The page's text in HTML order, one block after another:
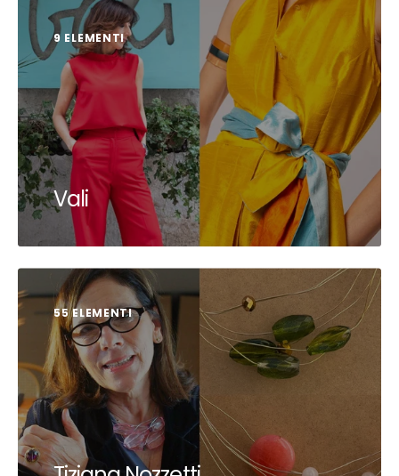
9 ELEMENTI
Vali
55 ELEMENTI